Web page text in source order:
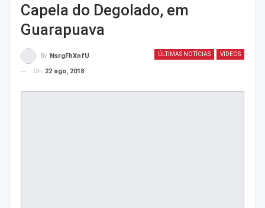
Capela do Degolado, em
Guarapuava
ÚLTIMAS NOTÍCIAS VIDEOS
By NsrgFhXnfU
On 22 ago, 2018